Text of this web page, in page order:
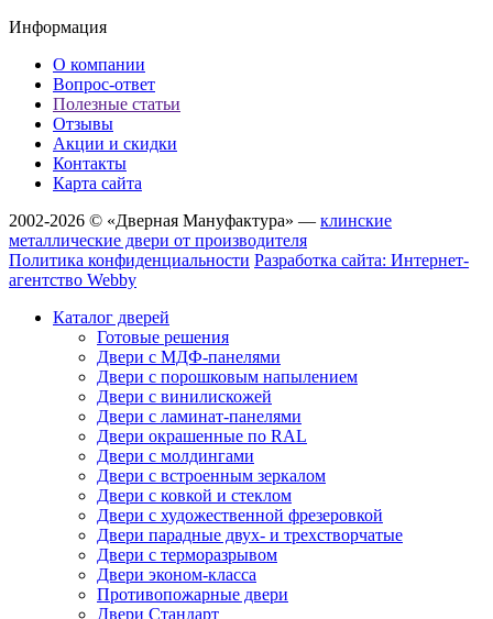
Информация
О компании
Вопрос-ответ
Полезные статьи
Отзывы
Акции и скидки
Контакты
Карта сайта
2002-2026 © «Дверная Мануфактура» — клинские
металлические двери от производителя
Политика конфиденциальности Разработка сайта: Интернет-
агентство Webby
Каталог дверей
Готовые решения
Двери с МДФ-панелями
Двери с порошковым напылением
Двери с винилискожей
Двери с ламинат-панелями
Двери окрашенные по RAL
Двери с молдингами
Двери с встроенным зеркалом
Двери с ковкой и стеклом
Двери с художественной фрезеровкой
Двери парадные двух- и трехстворчатые
Двери с терморазрывом
Двери эконом-класса
Противопожарные двери
Двери Стандарт